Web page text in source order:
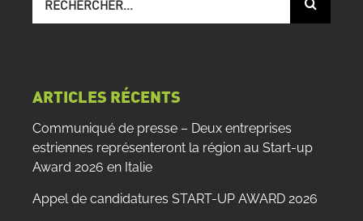
sur
ARTICLES RÉCENTS
Communiqué de presse – Deux entreprises
estriennes représenteront la région au Start-up
Award 2026 en Italie
Appel de candidatures START-UP AWARD 2026